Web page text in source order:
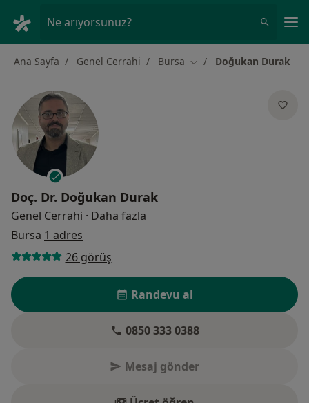
Ne arıyorsunuz?
Ana Sayfa Genel Cerrahi Bursa Şehir değiştir
Doğukan Durak
Doç. Dr. Doğukan Durak
Genel Cerrahi · Daha fazla
Bursa 1 adres
26 görüş
Randevu al
0850 333 0388
Mesaj gönder